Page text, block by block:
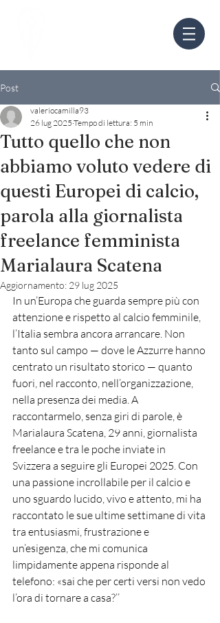
Post
Tutto quello che non
abbiamo voluto vedere di
questi Europei di calcio,
parola alla giornalista
freelance femminista
Marialaura Scatena
valeriocamilla93
26 lug 2025 Tempo di lettura: 5 min
Aggiornamento: 29 lug 2025
In un’Europa che guarda sempre più con
attenzione e rispetto al calcio femminile,
l’Italia sembra ancora arrancare. Non
tanto sul campo — dove le Azzurre hanno
centrato un risultato storico — quanto
fuori, nel racconto, nell’organizzazione,
nella presenza dei media. A
raccontarmelo, senza giri di parole, è
Marialaura Scatena, 29 anni, giornalista
freelance e tra le poche inviate in
Svizzera a seguire gli Europei 2025. Con
una passione incrollabile per il calcio e
uno sguardo lucido, vivo e attento, mi ha
raccontato le sue ultime settimane di vita
tra entusiasmi, frustrazione e
un’esigenza, che mi comunica
limpidamente appena risponde al
telefono: «sai che per certi versi non vedo
l’ora di tornare a casa?’’